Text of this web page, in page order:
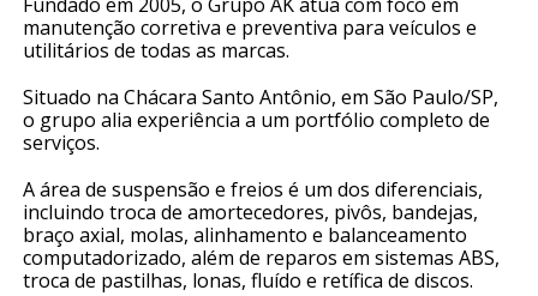
manutenção corretiva e preventiva para veículos e
utilitários de todas as marcas.
Situado na Chácara Santo Antônio, em São Paulo/SP,
o grupo alia experiência a um portfólio completo de
serviços.
A área de suspensão e freios é um dos diferenciais,
incluindo troca de amortecedores, pivôs, bandejas,
braço axial, molas, alinhamento e balanceamento
computadorizado, além de reparos em sistemas ABS,
troca de pastilhas, lonas, fluído e retífica de discos.